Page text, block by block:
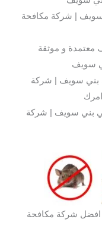
| شركة مكافحة
و موثقة
سويف
بني سويف | شركة
بني سويف | شركة
افضل شركة مكافحة